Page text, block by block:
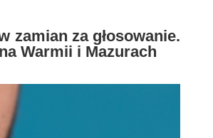
zamian za głosowanie.
Warmii i Mazurach